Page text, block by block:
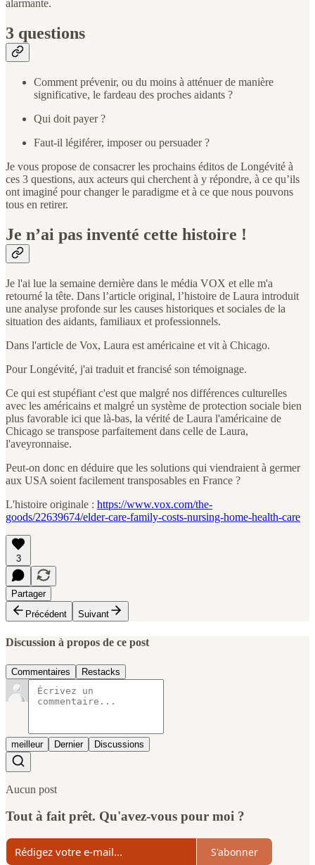
alarmante.
3 questions
Comment prévenir, ou du moins à atténuer de manière
significative, le fardeau des proches aidants ?
Qui doit payer ?
Faut-il légiférer, imposer ou persuader ?
Je vous propose de consacrer les prochains éditos de Longévité à
ces 3 questions, aux acteurs qui cherchent à y répondre, à ce qu’ils
ont imaginé pour changer le paradigme et à ce que nous pouvons
tous en retirer.
Je n’ai pas inventé cette histoire !
Je l'ai lue la semaine dernière dans le média VOX et elle m'a
retourné la tête. Dans l’article original, l’histoire de Laura introduit
une analyse profonde sur les causes historiques et sociales de la
situation des aidants, familiaux et professionnels.
Dans l'article de Vox, Laura est américaine et vit à Chicago.
Pour Longévité, j'ai traduit et francisé son témoignage.
Ce qui est stupéfiant c'est que malgré nos différences culturelles
avec les américains et malgré un système de protection sociale bien
plus favorable ici que là-bas, la vérité de Laura l'américaine de
Chicago se transpose parfaitement dans celle de Laura,
l'aveyronnaise.
Peut-on donc en déduire que les solutions qui viendraient à germer
aux USA soient facilement transposables en France ?
L'histoire originale : https://www.vox.com/the-
goods/22639674/elder-care-family-costs-nursing-home-health-care
3
Partager
Précédent
Suivant
Discussion à propos de ce post
Commentaires Restacks
meilleur Dernier Discussions
Aucun post
Tout à fait prêt. Qu'avez-vous pour moi ?
S'abonner